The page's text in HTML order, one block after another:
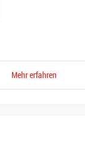
Mehr erfahren